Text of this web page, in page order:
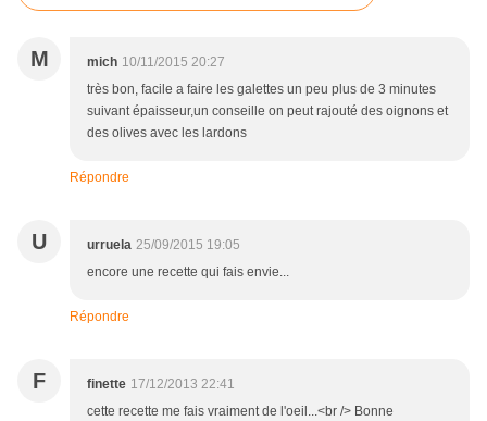
M mich 10/11/2015 20:27
très bon, facile a faire les galettes un peu plus de 3 minutes
suivant épaisseur,un conseille on peut rajouté des oignons et
des olives avec les lardons
Répondre
U urruela 25/09/2015 19:05
encore une recette qui fais envie...
Répondre
F finette 17/12/2013 22:41
cette recette me fais vraiment de l'oeil...<br /> Bonne